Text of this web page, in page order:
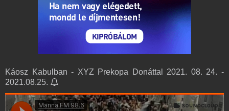
Káosz Kabulban - XYZ Prekopa Donáttal 2021. 08. 24. -
2021.08.25.